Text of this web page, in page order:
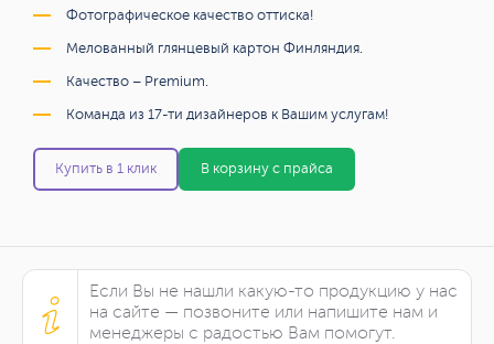
Фотографическое качество оттиска!
Мелованный глянцевый картон Финляндия.
Качество – Premium.
Команда из 17-ти дизайнеров к Вашим услугам!
Купить в 1 клик В корзину с прайса
Если Вы не нашли какую-то продукцию у нас
на сайте — позвоните или напишите нам и
менеджеры с радостью Вам помогут.